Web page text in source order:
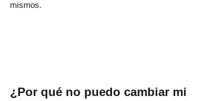
mismos.
¿Por qué no puedo cambiar mi